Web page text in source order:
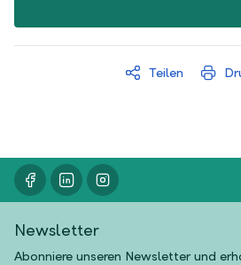
Teilen
Newsletter
Abonniere unseren Newsletter und